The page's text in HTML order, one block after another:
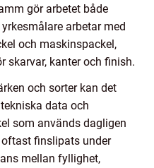
gör arbetet både
arbetar med
och maskinspackel,
skarvar, kanter och finish.
och sorter kan det
data och
som används dagligen
finslipats under
mellan fyllighet,